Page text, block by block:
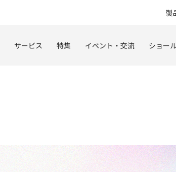
製
サービス 特集 イベント・交流 ショー